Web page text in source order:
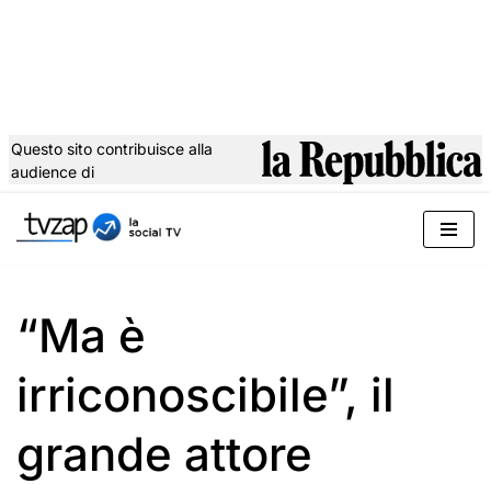
al
Questo sito contribuisce alla
audience di
“Ma è
irriconoscibile”, il
grande attore